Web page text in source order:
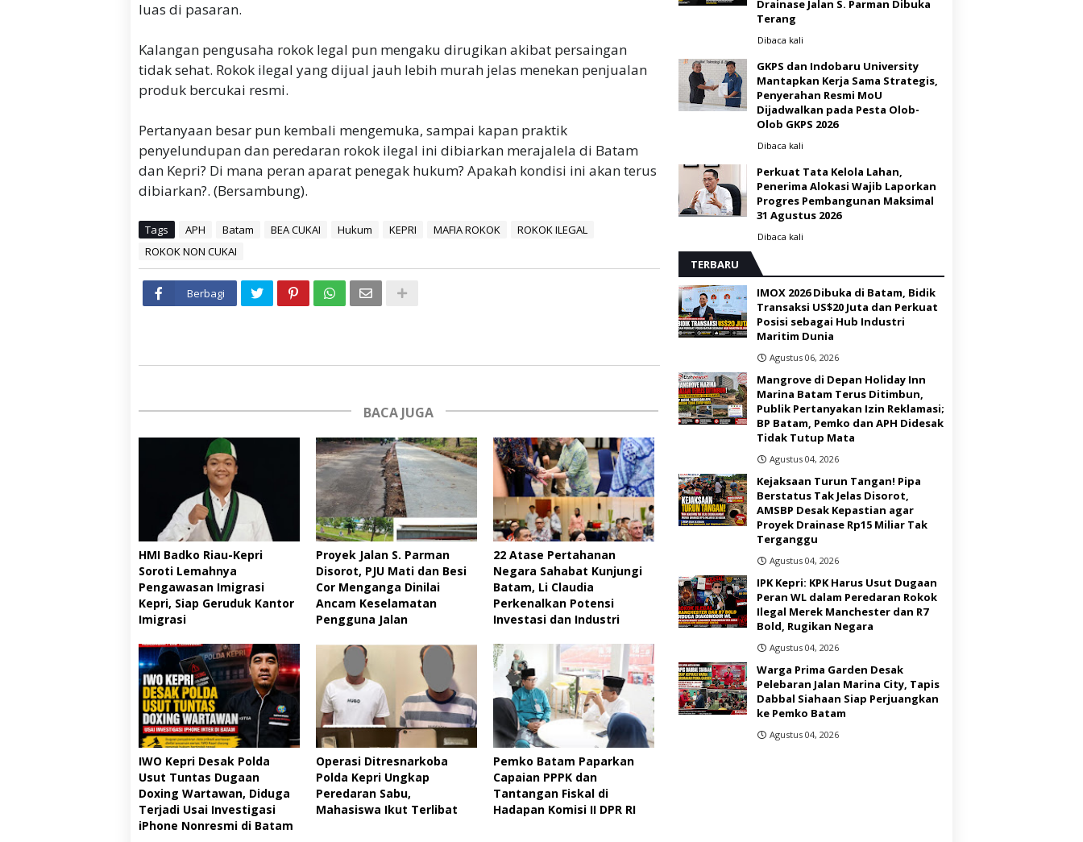
luas di pasaran.
Kalangan pengusaha rokok legal pun mengaku dirugikan akibat persaingan
tidak sehat. Rokok ilegal yang dijual jauh lebih murah jelas menekan penjualan
produk bercukai resmi.
Pertanyaan besar pun kembali mengemuka, sampai kapan praktik
penyelundupan dan peredaran rokok ilegal ini dibiarkan merajalela di Batam
dan Kepri? Di mana peran aparat penegak hukum? Apakah kondisi ini akan terus
dibiarkan?. (Bersambung).
Tags APH Batam BEA CUKAI Hukum KEPRI MAFIA ROKOK
ROKOK ILEGAL
ROKOK NON CUKAI
Berbagi
BACA JUGA
HMI Badko Riau-Kepri
Soroti Lemahnya
Pengawasan Imigrasi
Kepri, Siap Geruduk Kantor
Imigrasi
Proyek Jalan S. Parman
Disorot, PJU Mati dan Besi
Cor Menganga Dinilai
Ancam Keselamatan
Pengguna Jalan
22 Atase Pertahanan
Negara Sahabat Kunjungi
Batam, Li Claudia
Perkenalkan Potensi
Investasi dan Industri
IWO Kepri Desak Polda
Usut Tuntas Dugaan
Doxing Wartawan, Diduga
Terjadi Usai Investigasi
iPhone Nonresmi di Batam
Operasi Ditresnarkoba
Polda Kepri Ungkap
Peredaran Sabu,
Mahasiswa Ikut Terlibat
Pemko Batam Paparkan
Capaian PPPK dan
Tantangan Fiskal di
Hadapan Komisi II DPR RI
Drainase Jalan S. Parman Dibuka
Terang
Dibaca kali
GKPS dan Indobaru University
Mantapkan Kerja Sama Strategis,
Penyerahan Resmi MoU
Dijadwalkan pada Pesta Olob-
Olob GKPS 2026 ‎
Dibaca kali
Perkuat Tata Kelola Lahan,
Penerima Alokasi Wajib Laporkan
Progres Pembangunan Maksimal
31 Agustus 2026
Dibaca kali
TERBARU
IMOX 2026 Dibuka di Batam, Bidik
Transaksi US$20 Juta dan Perkuat
Posisi sebagai Hub Industri
Maritim Dunia ‎
Agustus 06, 2026
Mangrove di Depan Holiday Inn
Marina Batam Terus Ditimbun,
Publik Pertanyakan Izin Reklamasi;
BP Batam, Pemko dan APH Didesak
Tidak Tutup Mata
Agustus 04, 2026
Kejaksaan Turun Tangan! Pipa
Berstatus Tak Jelas Disorot,
AMSBP Desak Kepastian agar
Proyek Drainase Rp15 Miliar Tak
Terganggu
Agustus 04, 2026
IPK Kepri: KPK Harus Usut Dugaan
Peran WL dalam Peredaran Rokok
Ilegal Merek Manchester dan R7
Bold, Rugikan Negara
Agustus 04, 2026
Warga Prima Garden Desak
Pelebaran Jalan Marina City, Tapis
Dabbal Siahaan Siap Perjuangkan
ke Pemko Batam
Agustus 04, 2026